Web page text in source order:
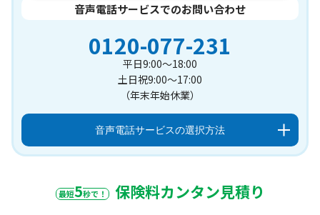
音声電話サービスでのお問い合わせ
0120-077-231
平日9:00～18:00
土日祝9:00～17:00
（年末年始休業）
音声電話サービスの選択方法
最短5秒で！ 保険料カンタン見積り